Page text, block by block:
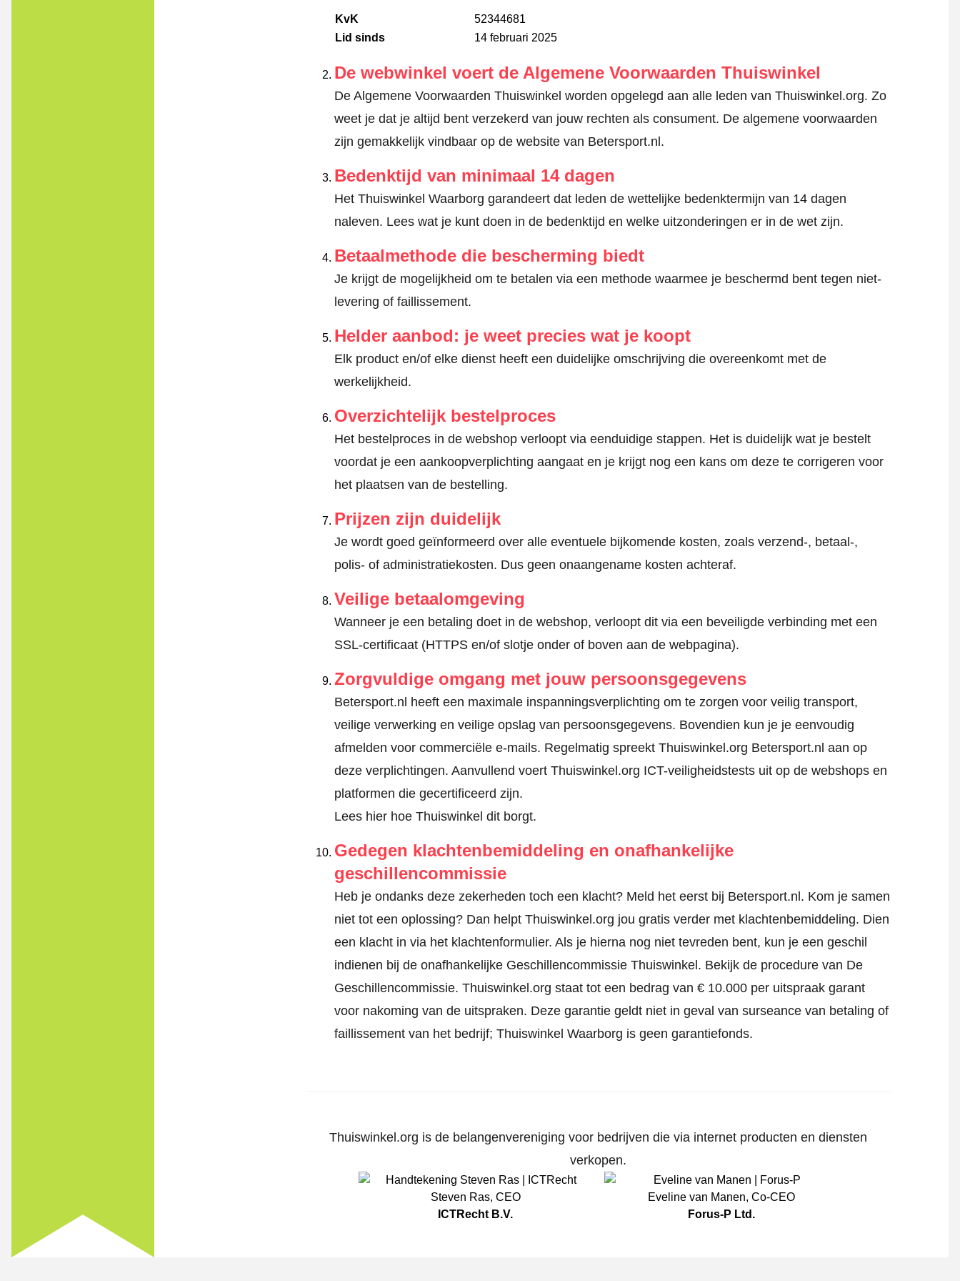
KvK
52344681
Lid sinds
14 februari 2025
De webwinkel voert de Algemene Voorwaarden Thuiswinkel
De Algemene Voorwaarden Thuiswinkel worden opgelegd aan alle leden van Thuiswinkel.org. Zo
weet je dat je altijd bent verzekerd van jouw rechten als consument. De algemene voorwaarden
zijn gemakkelijk vindbaar op de website van Betersport.nl.
Bedenktijd van minimaal 14 dagen
Het Thuiswinkel Waarborg garandeert dat leden de wettelijke bedenktermijn van 14 dagen
naleven. Lees wat je kunt doen in de bedenktijd en welke uitzonderingen er in de wet zijn.
Betaalmethode die bescherming biedt
Je krijgt de mogelijkheid om te betalen via een methode waarmee je beschermd bent tegen niet-
levering of faillissement.
Helder aanbod: je weet precies wat je koopt
Elk product en/of elke dienst heeft een duidelijke omschrijving die overeenkomt met de
werkelijkheid.
Overzichtelijk bestelproces
Het bestelproces in de webshop verloopt via eenduidige stappen. Het is duidelijk wat je bestelt
voordat je een aankoopverplichting aangaat en je krijgt nog een kans om deze te corrigeren voor
het plaatsen van de bestelling.
Prijzen zijn duidelijk
Je wordt goed geïnformeerd over alle eventuele bijkomende kosten, zoals verzend-, betaal-,
polis- of administratiekosten. Dus geen onaangename kosten achteraf.
Veilige betaalomgeving
Wanneer je een betaling doet in de webshop, verloopt dit via een beveiligde verbinding met een
SSL-certificaat (HTTPS en/of slotje onder of boven aan de webpagina).
Zorgvuldige omgang met jouw persoonsgegevens
Betersport.nl heeft een maximale inspanningsverplichting om te zorgen voor veilig transport,
veilige verwerking en veilige opslag van persoonsgegevens. Bovendien kun je je eenvoudig
afmelden voor commerciële e-mails. Regelmatig spreekt Thuiswinkel.org Betersport.nl aan op
deze verplichtingen. Aanvullend voert Thuiswinkel.org ICT-veiligheidstests uit op de webshops en
platformen die gecertificeerd zijn.
Lees hier hoe Thuiswinkel dit borgt.
Gedegen klachtenbemiddeling en onafhankelijke
geschillencommissie
Heb je ondanks deze zekerheden toch een klacht? Meld het eerst bij Betersport.nl. Kom je samen
niet tot een oplossing? Dan helpt Thuiswinkel.org jou gratis verder met klachtenbemiddeling. Dien
een klacht in via het klachtenformulier. Als je hierna nog niet tevreden bent, kun je een geschil
indienen bij de onafhankelijke Geschillencommissie Thuiswinkel. Bekijk de procedure van De
Geschillencommissie. Thuiswinkel.org staat tot een bedrag van € 10.000 per uitspraak garant
voor nakoming van de uitspraken. Deze garantie geldt niet in geval van surseance van betaling of
faillissement van het bedrijf; Thuiswinkel Waarborg is geen garantiefonds.
Thuiswinkel.org is de belangenvereniging voor bedrijven die via internet producten en diensten
verkopen.
Steven Ras, CEO
ICTRecht B.V.
Eveline van Manen, Co-CEO
Forus-P Ltd.